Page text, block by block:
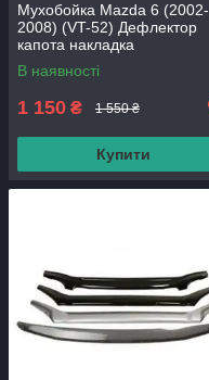
Мухобойка Mazda 6 (2002-
2008) (VT-52) Дефлектор
капота накладка
В наявності
1 150 ₴ 1 550 ₴
Купити